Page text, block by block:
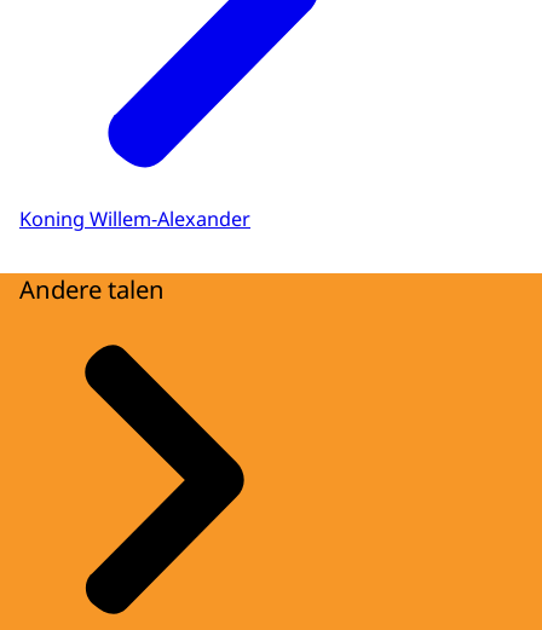
Koning Willem-Alexander
Andere talen